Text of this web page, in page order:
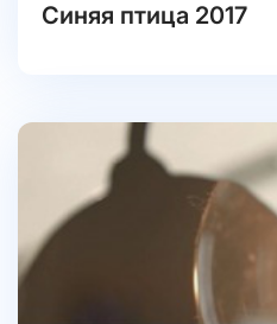
Синяя птица 2017